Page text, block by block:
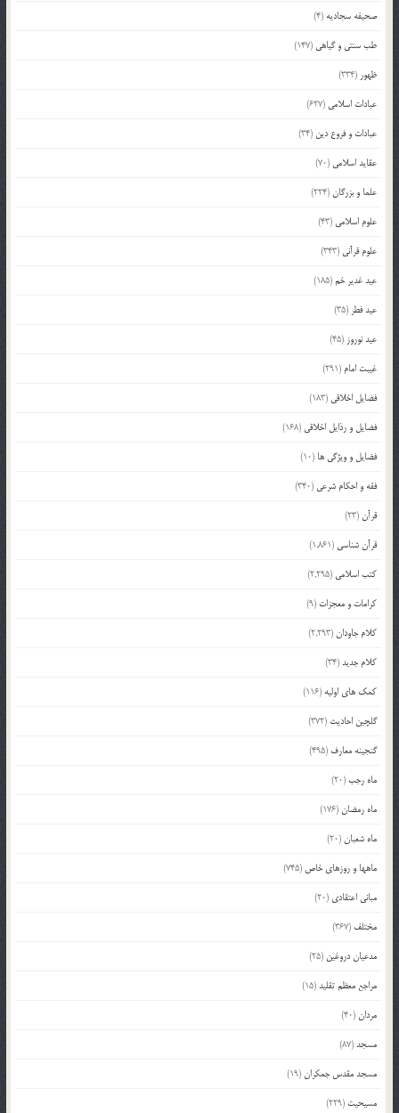
صحیفه سجادیه (4)
طب سنتی و گیاهی (147)
ظهور (334)
عبادات اسلامی (627)
عبادات و فروع دین (34)
عقاید اسلامی (70)
علما و بزرگان(224)
علوم اسلامی (43)
علوم قرآنی (343)
عید غدیر خم(185)
عید فطر (35)
عید نوروز (45)
غیبت امام (291)
فضایل اخلاقی (183)
فضایل و رذایل اخلاقی (168)
فضایل و ویژگی ها (10)
فقه و احکام شرعی (340)
قرآن(23)
قرآن شناسی (1,861)
کتب اسلامی (2,295)
کرامات و معجزات (9)
کلام جاودان(2,293)
کلام جدید(34)
کمک های اولیه (116)
گلچین احادیث (372)
گنجینه معارف (495)
ماه رجب(20)
ماه رمضان(176)
ماه شعبان(20)
ماهها و روزهای خاص (745)
مبانی اعتقادی (20)
مختلف (367)
مدعیان دروغین (25)
مراجع معظم تقلید(15)
مردان(40)
مسجد(87)
مسجد مقدس جمکران(19)
مسیحیت (229)